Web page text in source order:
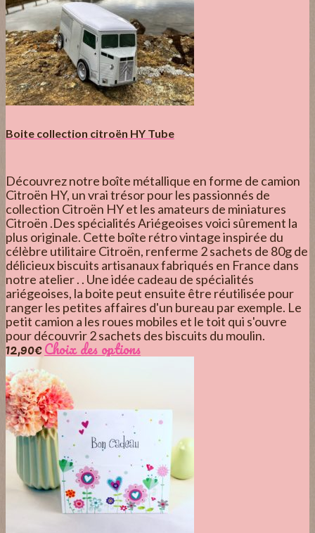
Boite collection citroën HY Tube
Découvrez notre boîte métallique en forme de camion
Citroën HY, un vrai trésor pour les passionnés de
collection Citroën HY et les amateurs de miniatures
Citroën .Des spécialités Ariégeoises voici sûrement la
plus originale. Cette boîte rétro vintage inspirée du
célèbre utilitaire Citroën, renferme 2 sachets de 80g de
délicieux biscuits artisanaux fabriqués en France dans
notre atelier . . Une idée cadeau de spécialités
ariégeoises, la boite peut ensuite être réutilisée pour
ranger les petites affaires d'un bureau par exemple. Le
petit camion a les roues mobiles et le toit qui s'ouvre
pour découvrir 2 sachets des biscuits du moulin.
12,90€Choix des options